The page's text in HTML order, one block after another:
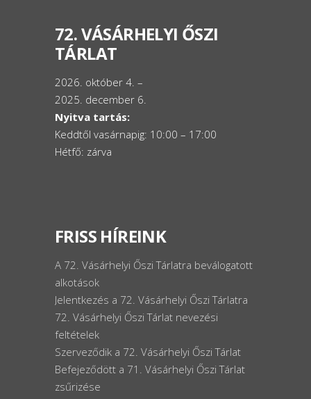
72. VÁSÁRHELYI ŐSZI
TÁRLAT
2026. október 4. –
2025. december 6.
Nyitva tartás:
Keddtől vasárnapig: 10:00 – 17:00
Hétfő: zárva
FRISS HÍREINK
A 72. Vásárhelyi Őszi Tárlatra beválogatott
alkotások
Jelentkezés a 72. Vásárhelyi Őszi Tárlatra
72. Vásárhelyi Őszi Tárlat nevezési
feltételek
Szerveződik a 72. Vásárhelyi Őszi Tárlat
Befejeződött a 71. Vásárhelyi Őszi Tárlat
zsűrizése